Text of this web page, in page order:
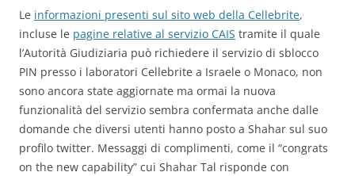
Le informazioni presenti sul sito web della Cellebrite,
incluse le pagine relative al servizio CAIS tramite il quale
l’Autorità Giudiziaria può richiedere il servizio di sblocco
PIN presso i laboratori Cellebrite a Israele o Monaco, non
sono ancora state aggiornate ma ormai la nuova
funzionalità del servizio sembra confermata anche dalle
domande che diversi utenti hanno posto a Shahar sul suo
profilo twitter. Messaggi di complimenti, come il “congrats
on the new capability” cui Shahar Tal risponde con